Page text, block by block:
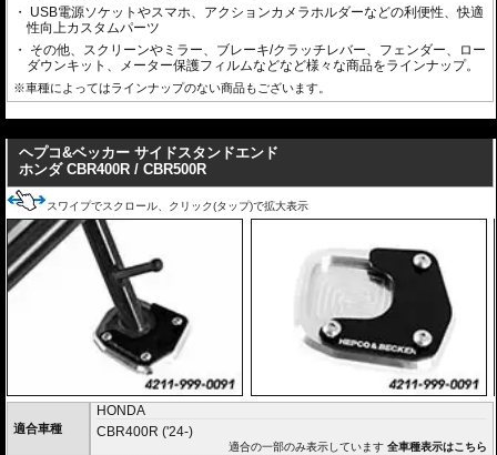
USB電源ソケットやスマホ、アクションカメラホルダーなどの利便性、快適
性向上カスタムパーツ
その他、スクリーンやミラー、ブレーキ/クラッチレバー、フェンダー、ロー
ダウンキット、メーター保護フィルムなどなど様々な商品をラインナップ。
※車種によってはラインナップのない商品もございます。
ヘプコ&ベッカー サイドスタンドエンド
ホンダ CBR400R / CBR500R
スワイプでスクロール、クリック(タップ)で拡大表示
適合車種
HONDA
CBR400R ('24-)
適合の一部のみ表示しています全車種表示はこちら